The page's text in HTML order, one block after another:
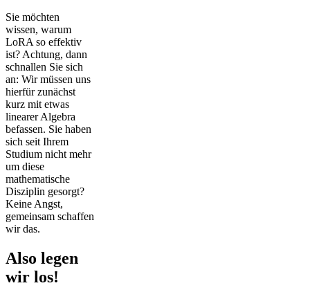
Sie möchten
wissen, warum
LoRA so effektiv
ist? Achtung, dann
schnallen Sie sich
an: Wir müssen uns
hierfür zunächst
kurz mit etwas
linearer Algebra
befassen. Sie haben
sich seit Ihrem
Studium nicht mehr
um diese
mathematische
Disziplin gesorgt?
Keine Angst,
gemeinsam schaffen
wir das.
Also legen
wir los!